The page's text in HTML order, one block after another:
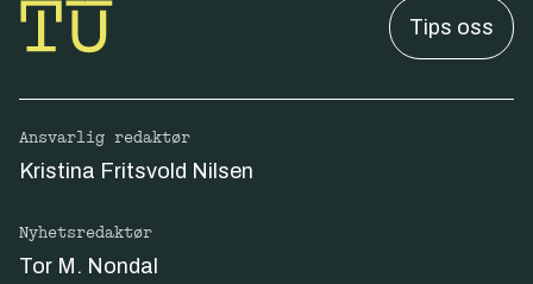
Tips oss
Ansvarlig redaktør
Kristina Fritsvold Nilsen
Nyhetsredaktør
Tor M. Nondal